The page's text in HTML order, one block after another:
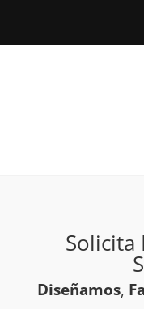
Solicita
Diseñamos,